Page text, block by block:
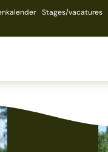
Stages/vacatures